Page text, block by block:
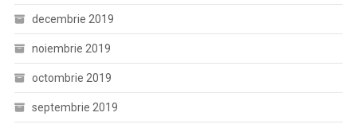
decembrie 2019
noiembrie 2019
octombrie 2019
septembrie 2019